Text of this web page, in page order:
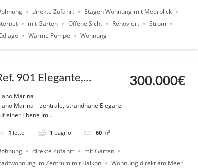
direkte Zufahrt
Etagen Wohnung mit Meerblick
mit Garten Offene Sicht Renoviert
Strom
Wärme Pumpe Wohnung
901 Elegante,
im
von DIANO
Marina
Marina – zentrale, strandnahe Eleganz
einer Ebene Im...
1 letto 1 bagno 60 m²
300.000€
direkte Zufahrt
mit Garten
im Zentrum mit Balkon
Wohnung direkt am Meer